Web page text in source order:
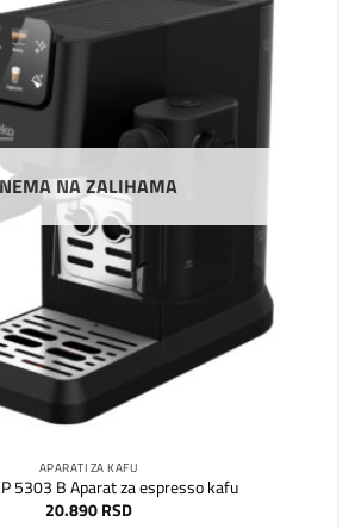
NEMA NA ZALIHAMA
APARATI ZA KAFU
5303 B Aparat za espresso kafu
20.890 RSD